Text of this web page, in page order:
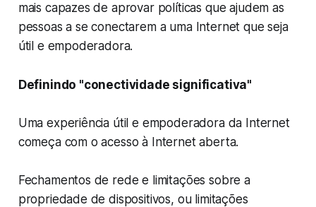
mais capazes de aprovar políticas que ajudem as
pessoas a se conectarem a uma Internet que seja
útil e empoderadora.
Definindo "conectividade significativa"
Uma experiência útil e empoderadora da Internet
começa com o acesso à Internet aberta.
Fechamentos de rede e limitações sobre a
propriedade de dispositivos, ou limitações